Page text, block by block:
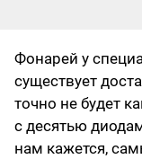
Фонарей у
существует
точно не будет
с десятью
нам кажется,